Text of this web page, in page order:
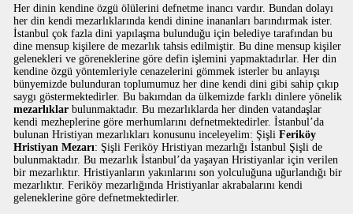
Her dinin kendine özgü ölülerini defnetme inancı vardır. Bundan dolayı
her din kendi mezarlıklarında kendi dinine inananları barındırmak ister.
İstanbul çok fazla dini yapılaşma bulunduğu için belediye tarafından bu
dine mensup kişilere de mezarlık tahsis edilmiştir. Bu dine mensup kişiler
gelenekleri ve göreneklerine göre defin işlemini yapmaktadırlar. Her din
kendine özgü yöntemleriyle cenazelerini gömmek isterler bu anlayışı
bünyemizde bulunduran toplumumuz her dine kendi dini gibi sahip çıkıp
saygı göstermektedirler. Bu bakımdan da ülkemizde farklı dinlere yönelik
mezarlıklar bulunmaktadır. Bu mezarlıklarda her dinden vatandaşlar
kendi mezheplerine göre merhumlarını defnetmektedirler. İstanbul’da
bulunan Hristiyan mezarlıkları konusunu inceleyelim: ŞişliFeriköy
Hristiyan Mezarı: Şişli Feriköy Hristiyan mezarlığı İstanbul Şişli de
bulunmaktadır. Bu mezarlık İstanbul’da yaşayan Hristiyanlar için verilen
bir mezarlıktır. Hristiyanların yakınlarını son yolculuğuna uğurlandığı bir
mezarlıktır. Feriköy mezarlığında Hristiyanlar akrabalarını kendi
geleneklerine göre defnetmektedirler.